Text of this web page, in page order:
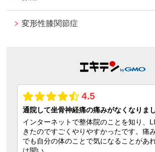
変形性膝関節症